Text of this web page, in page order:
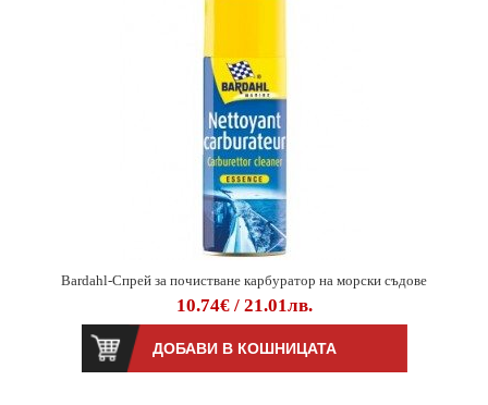
Bardahl-Спрей за почистване карбуратор на морски съдове
10.74€ / 21.01лв.